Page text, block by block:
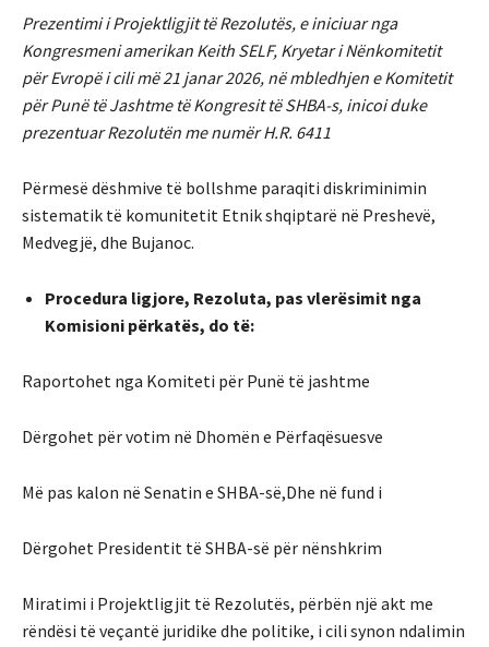
Prezentimi i Projektligjit të Rezolutës, e iniciuar nga
Kongresmeni amerikan Keith SELF, Kryetar i Nënkomitetit
për Evropë i cili më 21 janar 2026, në mbledhjen e Komitetit
për Punë të Jashtme të Kongresit të SHBA-s, inicoi duke
prezentuar Rezolutën me numër H.R. 6411
Përmesë dëshmive të bollshme paraqiti diskriminimin
sistematik të komunitetit Etnik shqiptarë në Preshevë,
Medvegjë, dhe Bujanoc.
Procedura ligjore, Rezoluta, pas vlerësimit nga
Komisioni përkatës, do të:
Raportohet nga Komiteti për Punë të jashtme
Dërgohet për votim në Dhomën e Përfaqësuesve
Më pas kalon në Senatin e SHBA-së,Dhe në fund i
Dërgohet Presidentit të SHBA-së për nënshkrim
Miratimi i Projektligjit të Rezolutës, përbën një akt me
rëndësi të veçantë juridike dhe politike, i cili synon ndalimin